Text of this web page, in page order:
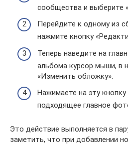
сообщества и выберите
Перейдите к одному из
нажмите кнопку
Теперь наведите на
альбома курсор мыши, в
«Изменить обложку».
Нажимаете на эту
подходящее главное
Это действие выполняется в
заметить, что при добавлении